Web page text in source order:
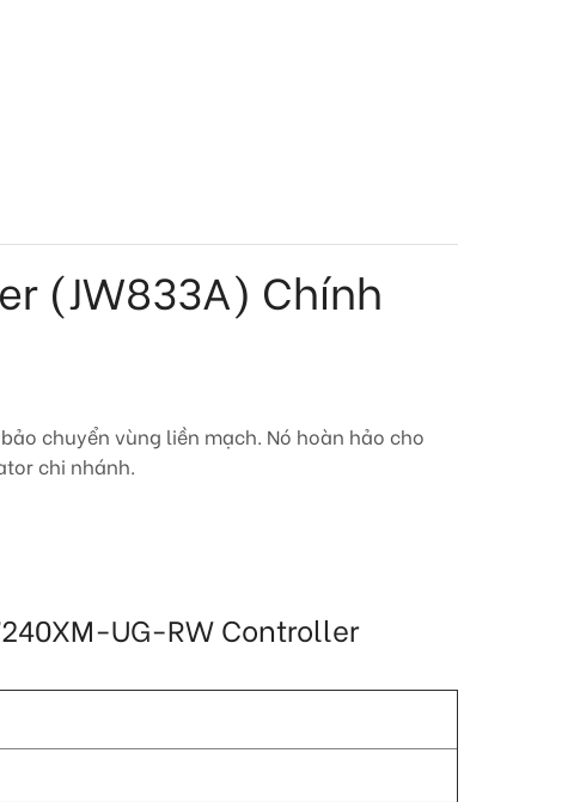
(JW833A) Chính
chuyển vùng liền mạch. Nó hoàn hảo cho
chi nhánh.
UG-RW Controller